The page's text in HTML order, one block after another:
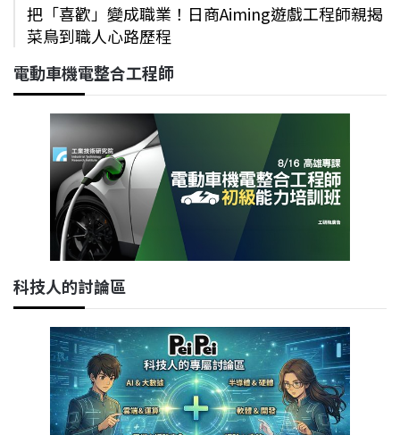
把「喜歡」變成職業！日商Aiming遊戲工程師親揭
菜鳥到職人心路歷程
電動車機電整合工程師
科技人的討論區